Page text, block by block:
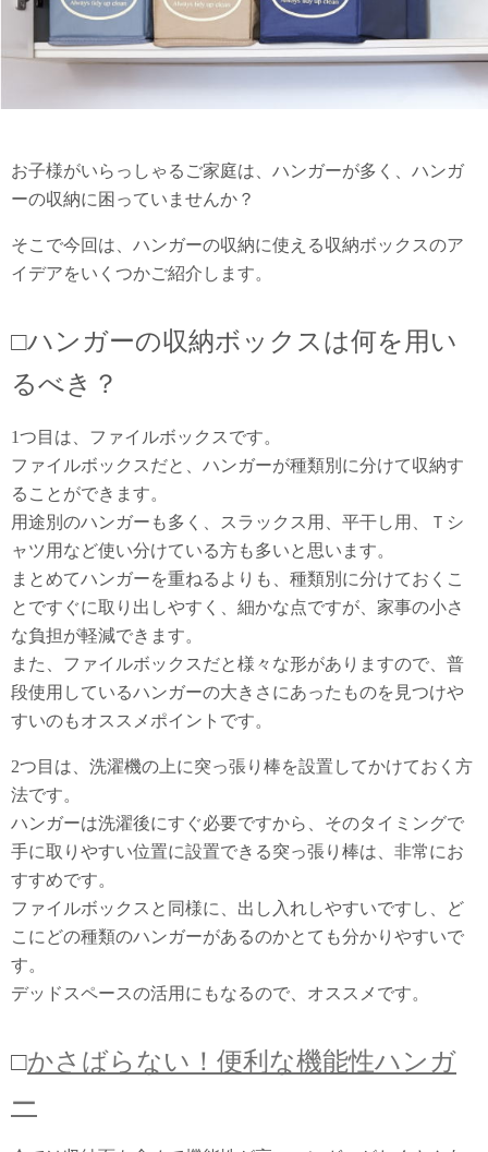
お子様がいらっしゃるご家庭は、ハンガーが多く、ハンガ
ーの収納に困っていませんか？
そこで今回は、ハンガーの収納に使える収納ボックスのア
イデアをいくつかご紹介します。
□ハンガーの収納ボックスは何を用い
るべき？
1つ目は、ファイルボックスです。
ファイルボックスだと、ハンガーが種類別に分けて収納す
ることができます。
用途別のハンガーも多く、スラックス用、平干し用、Ｔシ
ャツ用など使い分けている方も多いと思います。
まとめてハンガーを重ねるよりも、種類別に分けておくこ
とですぐに取り出しやすく、細かな点ですが、家事の小さ
な負担が軽減できます。
また、ファイルボックスだと様々な形がありますので、普
段使用しているハンガーの大きさにあったものを見つけや
すいのもオススメポイントです。
2つ目は、洗濯機の上に突っ張り棒を設置してかけておく方
法です。
ハンガーは洗濯後にすぐ必要ですから、そのタイミングで
手に取りやすい位置に設置できる突っ張り棒は、非常にお
すすめです。
ファイルボックスと同様に、出し入れしやすいですし、ど
こにどの種類のハンガーがあるのかとても分かりやすいで
す。
デッドスペースの活用にもなるので、オススメです。
□かさばらない！便利な機能性ハンガ
ー